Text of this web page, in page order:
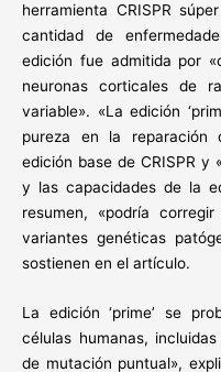
herramienta CRISPR
cantidad de
edición fue admitida por
neuronas corticales de
variable». «La edición
pureza en la reparación
edición base de CRISPR y
y las capacidades de la
resumen, «podría
variantes genéticas
sostienen en el artículo.
La edición ‘prime’ se
células humanas,
de mutación puntual»,